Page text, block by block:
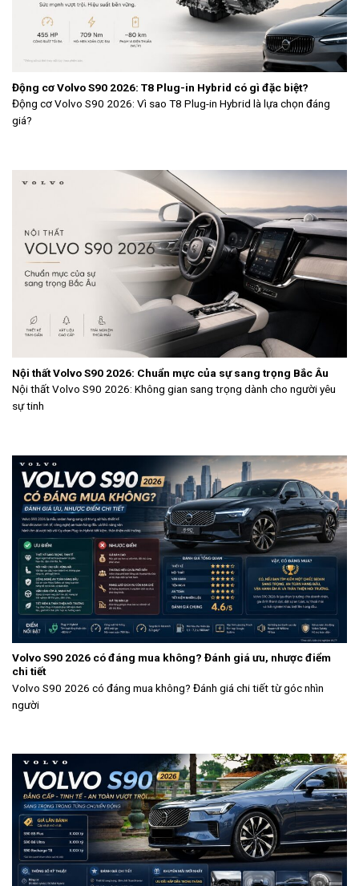
Động cơ Volvo S90 2026: T8 Plug-in Hybrid có gì đặc biệt?
Động cơ Volvo S90 2026: Vì sao T8 Plug-in Hybrid là lựa chọn đáng
giá?
Nội thất Volvo S90 2026: Chuẩn mực của sự sang trọng Bắc Âu
Nội thất Volvo S90 2026: Không gian sang trọng dành cho người yêu
sự tinh
Volvo S90 2026 có đáng mua không? Đánh giá ưu, nhược điểm
chi tiết
Volvo S90 2026 có đáng mua không? Đánh giá chi tiết từ góc nhìn
người